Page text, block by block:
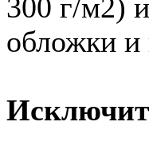
300 г/м2)
обложки и